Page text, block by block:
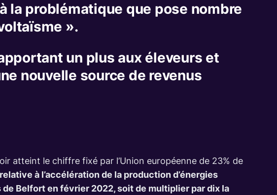
la problématique que pose nombre
».
un plus aux éleveurs et
nouvelle source de revenus
atteint le chiffre fixé par l’Union européenne de 23% de
à l’accélération de la production d’énergies
Belfort en février 2022, soit de multiplier par dix la